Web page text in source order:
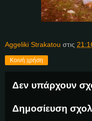
Aggeliki Strakatou στις
Κοινή χρήση
Δεν υπάρχουν
Δημοσίευση